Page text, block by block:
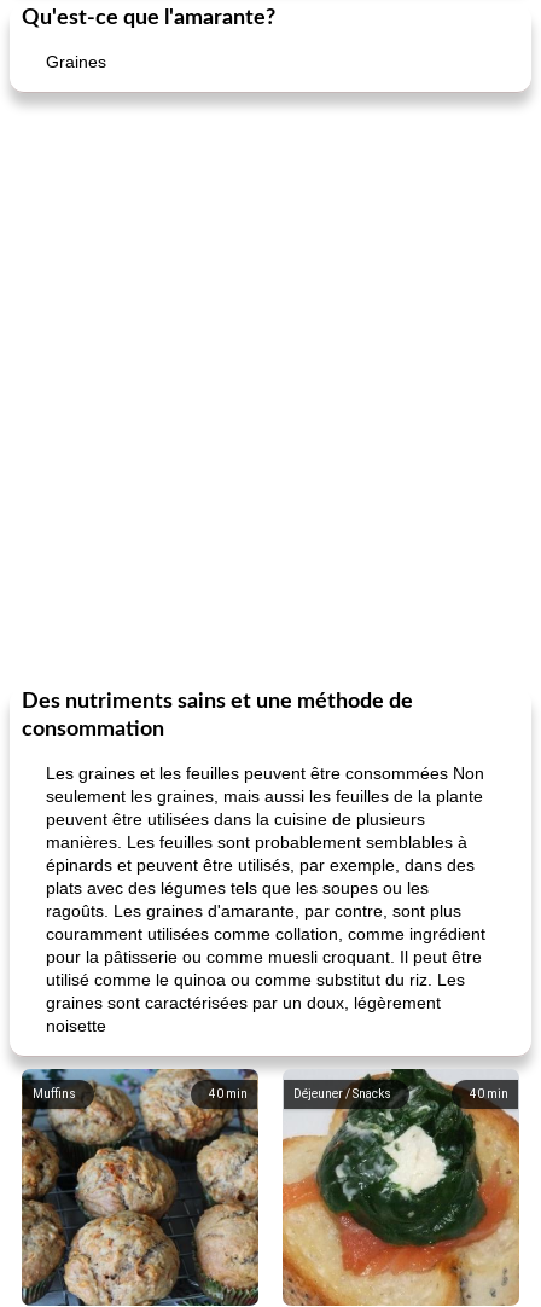
Qu'est-ce que l'amarante?
Graines
Des nutriments sains et une méthode de
consommation
Les graines et les feuilles peuvent être consommées Non
seulement les graines, mais aussi les feuilles de la plante
peuvent être utilisées dans la cuisine de plusieurs
manières. Les feuilles sont probablement semblables à
épinards et peuvent être utilisés, par exemple, dans des
plats avec des légumes tels que les soupes ou les
ragoûts. Les graines d'amarante, par contre, sont plus
couramment utilisées comme collation, comme ingrédient
pour la pâtisserie ou comme muesli croquant. Il peut être
utilisé comme le quinoa ou comme substitut du riz. Les
graines sont caractérisées par un doux, légèrement
noisette
40 min
Muffins 40 min
Déjeuner / Snacks